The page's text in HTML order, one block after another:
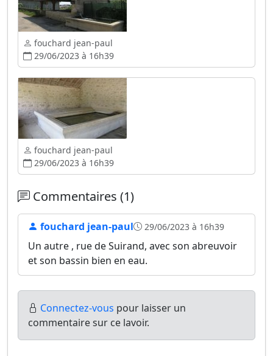
fouchard jean-paul
29/06/2023 à 16h39
fouchard jean-paul
29/06/2023 à 16h39
Commentaires (1)
fouchard jean-paul 29/06/2023 à 16h39
Un autre , rue de Suirand, avec son abreuvoir
et son bassin bien en eau.
Connectez-vous pour laisser un
commentaire sur ce lavoir.